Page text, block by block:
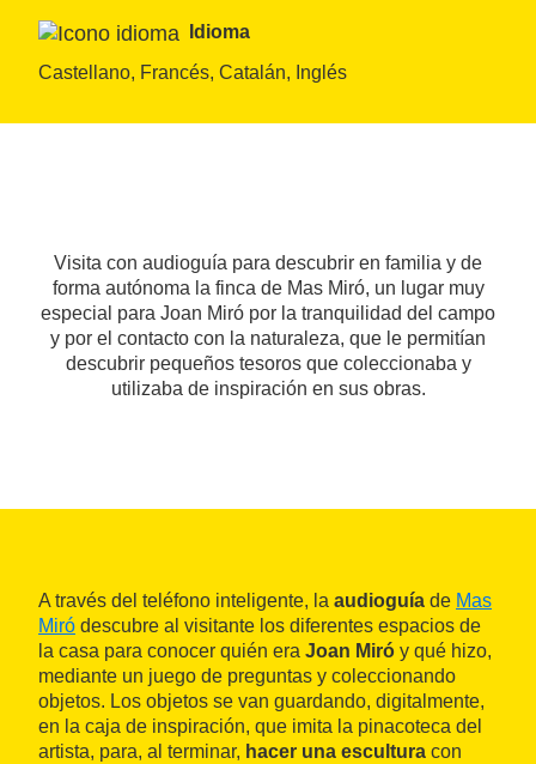
Idioma
Castellano, Francés, Catalán, Inglés
Visita con audioguía para descubrir en familia y de
forma autónoma la finca de Mas Miró, un lugar muy
especial para Joan Miró por la tranquilidad del campo
y por el contacto con la naturaleza, que le permitían
descubrir pequeños tesoros que coleccionaba y
utilizaba de inspiración en sus obras.
A través del teléfono inteligente, la audioguía de Mas
Miró descubre al visitante los diferentes espacios de
la casa para conocer quién era Joan Miró y qué hizo,
mediante un juego de preguntas y coleccionando
objetos. Los objetos se van guardando, digitalmente,
en la caja de inspiración, que imita la pinacoteca del
artista, para, al terminar, hacer una escultura con